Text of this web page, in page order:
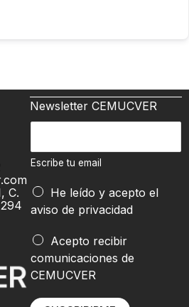
C.
Newsletter CEMUCVER
c
i
b
e
u
e
m
Escribe tu email
t
s
c
r
He leído y acepto el
aviso de privacidad
Acepto recibir
comunicaciones de
CEMUCVER